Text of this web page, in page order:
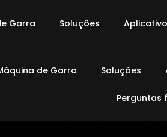
Garra Soluções Aplicativo
de Garra Soluções
Perguntas